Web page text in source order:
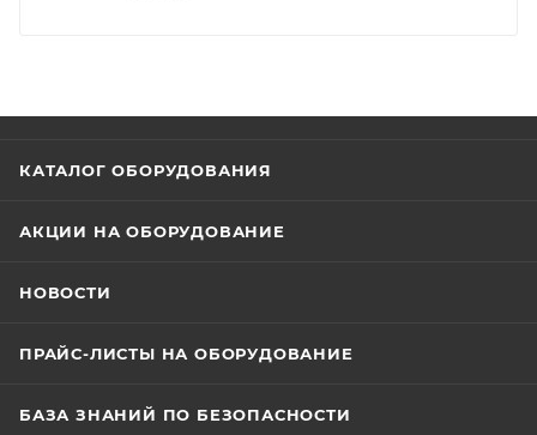
КАТАЛОГ ОБОРУДОВАНИЯ
АКЦИИ НА ОБОРУДОВАНИЕ
НОВОСТИ
ПРАЙС-ЛИСТЫ НА ОБОРУДОВАНИЕ
БАЗА ЗНАНИЙ ПО БЕЗОПАСНОСТИ